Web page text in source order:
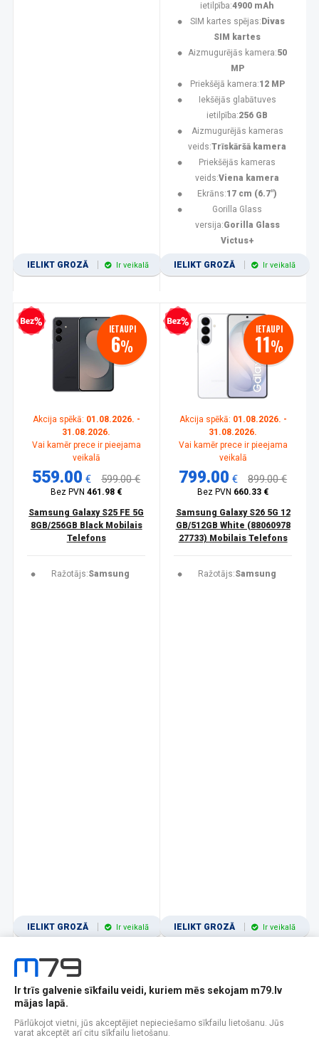
IELIKT GROZĀ Ir veikalā
ietilpība:4900 mAh
SIM kartes spējas: Divas
SIM kartes
Aizmugurējās kamera:50
MP
Priekšējā kamera:12 MP
Iekšējās glabātuves
ietilpība:256 GB
Aizmugurējās kameras
veids:Trīskāršā kamera
Priekšējās kameras
veids:Viena kamera
Ekrāns:17 cm (6.7")
Gorilla Glass
versija:Gorilla Glass
Victus+
IELIKT GROZĀ Ir veikalā
kredīts IETAUPI
6%
Akcija spēkā: 01.08.2026. -
31.08.2026.
Vai kamēr prece ir pieejama
veikalā
559.00 € 599.00 €
Bez PVN461.98 €
Samsung Galaxy S25 FE 5G
8GB/256GB Black Mobilais
Telefons
Ražotājs:Samsung
IELIKT GROZĀ Ir veikalā
Bezprocentu kredīts IETAUPI
11%
Akcija spēkā: 01.08.2026. -
31.08.2026.
Vai kamēr prece ir pieejama
veikalā
799.00 € 899.00 €
Bez PVN 660.33 €
Samsung Galaxy S26 5G 12
GB/512GB White (88060978
27733) Mobilais Telefons
Ražotājs:Samsung
IELIKT GROZĀ Ir veikalā
1 2 3 4 5 6 7 8 9 10 11
Popularitātes Rādīt 12
Ir trīs galvenie sīkfailu veidi, kuriem mēs sekojam m79.lv
mājas lapā.
Pārlūkojot vietni, jūs akceptējiet nepieciešamo sīkfailu lietošanu. Jūs
varat akceptēt arī citu sīkfailu lietošanu.